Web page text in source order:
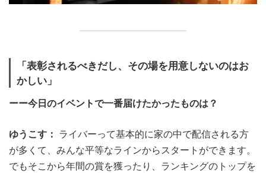
「表彰されるべきだし、その場を用意しないのはお
かしい」
ーー今日のイベントで一番届けたかったものは？
ゆうこす： ライバーって基本的に家の中で配信される方
が多くて、みんな平等なラインからスタートができます。
でもそこから年間の賞を獲ったり、ランキングのトップを